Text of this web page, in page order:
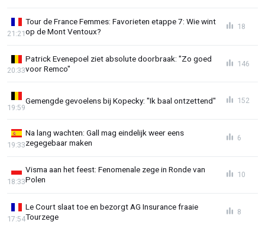
Tour de France Femmes: Favorieten etappe 7: Wie wint
op de Mont Ventoux?
21:21
18
Patrick Evenepoel ziet absolute doorbraak: "Zo goed
voor Remco"
20:33
146
Gemengde gevoelens bij Kopecky: "Ik baal ontzettend"
19:59
152
Na lang wachten: Gall mag eindelijk weer eens
zegegebaar maken
19:33
6
Visma aan het feest: Fenomenale zege in Ronde van
Polen
18:33
10
Le Court slaat toe en bezorgt AG Insurance fraaie
Tourzege
17:54
8